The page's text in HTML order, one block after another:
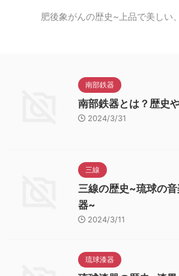
肥後象がんの歴史~上品で美しい
南部鉄器
南部鉄器とは？歴史
2024/3/31
三線
三線の歴史~琉球の
器~
2024/3/11
琉球漆器